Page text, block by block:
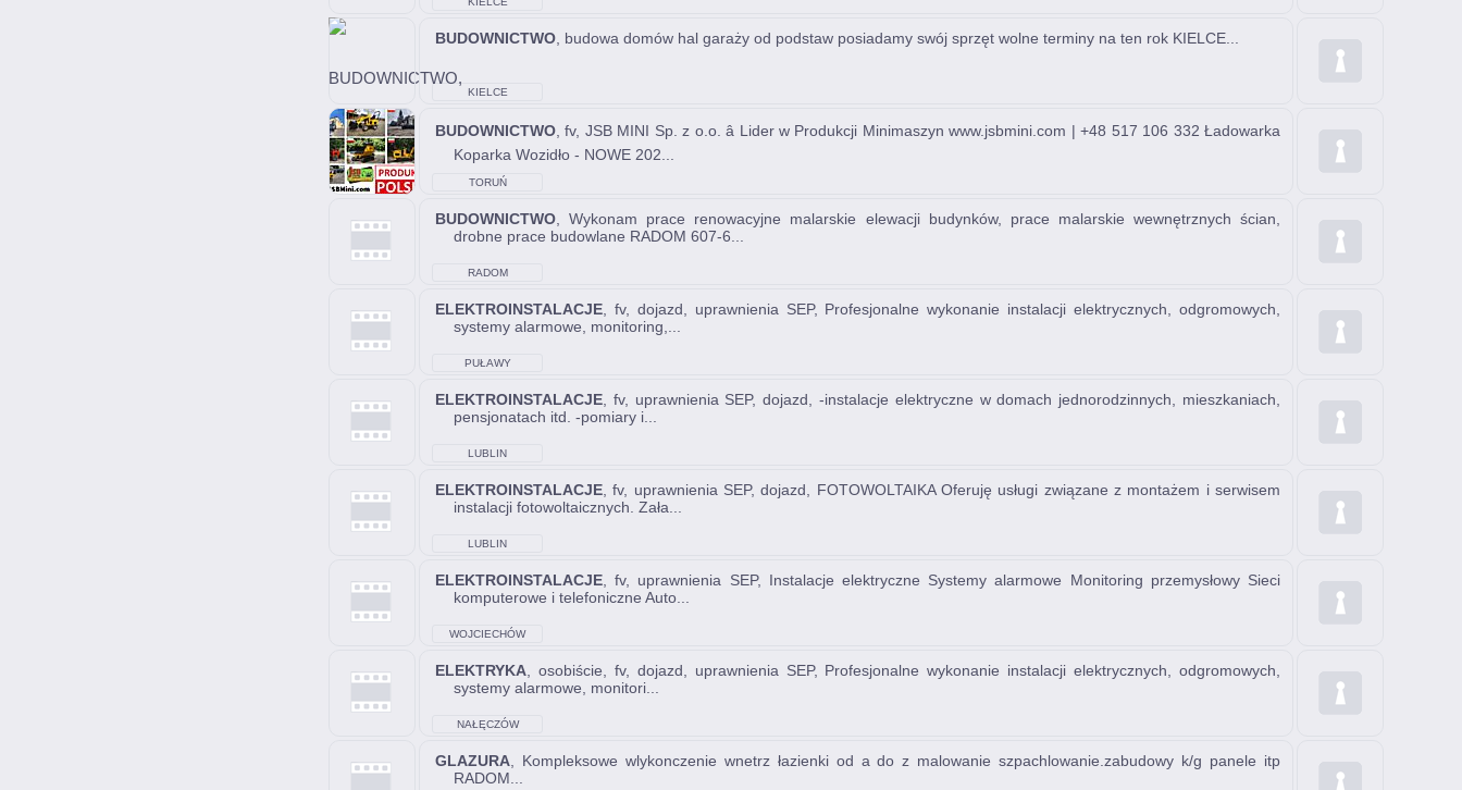
BUDOWNICTWO , budowa domów hal garaży od podstaw posiadamy swój sprzęt wolne terminy na ten rok KIELCE...
KIELCE
BUDOWNICTWO , fv, JSB MINI Sp. z o.o. â Lider w Produkcji Minimaszyn www.jsbmini.com | +48 517 106 332 Ładowarka
Koparka Wozidło - NOWE 202...
TORUŃ
BUDOWNICTWO , Wykonam prace renowacyjne malarskie elewacji budynków, prace malarskie wewnętrznych ścian,
drobne prace budowlane RADOM 607-6...
RADOM
ELEKTROINSTALACJE , fv, dojazd, uprawnienia SEP, Profesjonalne wykonanie instalacji elektrycznych, odgromowych,
systemy alarmowe, monitoring,...
PUŁAWY
ELEKTROINSTALACJE , fv, uprawnienia SEP, dojazd, -instalacje elektryczne w domach jednorodzinnych, mieszkaniach,
pensjonatach itd. -pomiary i...
LUBLIN
ELEKTROINSTALACJE , fv, uprawnienia SEP, dojazd, FOTOWOLTAIKA Oferuję usługi związane z montażem i serwisem
instalacji fotowoltaicznych. Zała...
LUBLIN
ELEKTROINSTALACJE , fv, uprawnienia SEP, Instalacje elektryczne Systemy alarmowe Monitoring przemysłowy Sieci
komputerowe i telefoniczne Auto...
WOJCIECHÓW
ELEKTRYKA , osobiście, fv, dojazd, uprawnienia SEP, Profesjonalne wykonanie instalacji elektrycznych, odgromowych,
systemy alarmowe, monitori...
NAŁĘCZÓW
GLAZURA , Kompleksowe wlykonczenie wnetrz łazienki od a do z malowanie szpachlowanie.zabudowy k/g panele itp
RADOM...